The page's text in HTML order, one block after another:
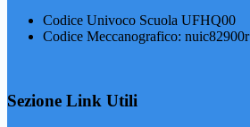
Codice Univoco Scuola UFHQ00
Codice Meccanografico: nuic82900r
Sezione Link Utili